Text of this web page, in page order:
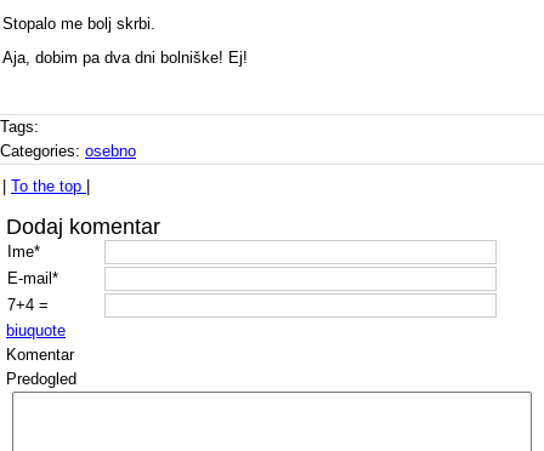
Stopalo me bolj skrbi.
Aja, dobim pa dva dni bolniške! Ej!
Tags:
Categories: osebno
To the top
Dodaj komentar
Ime*
E-mail*
7+4 =
biuquote
Komentar
Predogled